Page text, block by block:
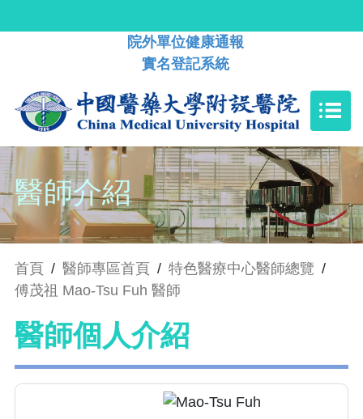
院外單位健康通報
實名登記系統
醫師介紹
首頁 / 醫師專區首頁 / 特色醫療中心醫師總覽 /
傅茂祖 Mao-Tsu Fuh 醫師
醫師個人介紹